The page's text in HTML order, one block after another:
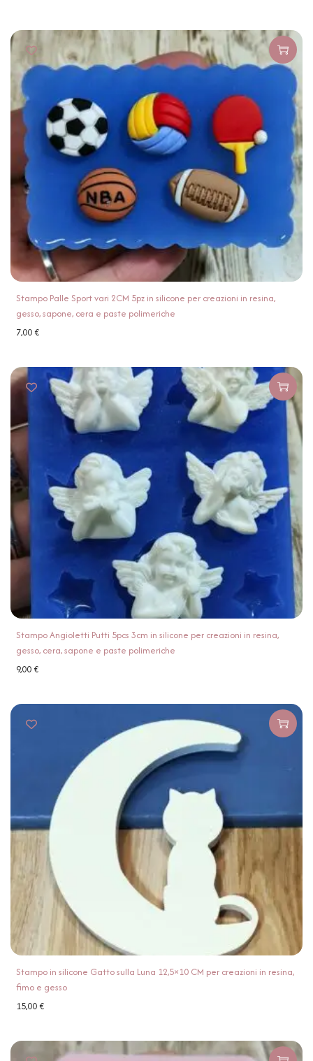
Stampo Palle Sport vari 2CM 5pz in silicone per creazioni in resina,
gesso, sapone, cera e paste polimeriche
7,00€
Stampo Angioletti Putti 5pcs 3cm in silicone per creazioni in resina,
gesso, cera, sapone e paste polimeriche
9,00€
Stampo in silicone Gatto sulla Luna 12,5×10 CM per creazioni in resina,
fimo e gesso
15,00€